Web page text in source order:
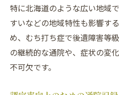
特に北海道のような広い地域
すいなどの地域特性も影響す
め、むち打ち症で後遺障害等
の継続的な通院や、症状の変
不可欠です。